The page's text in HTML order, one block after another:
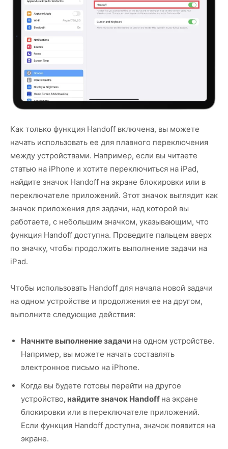
Как только функция Handoff включена, вы можете
начать использовать ее для плавного переключения
между устройствами. Например, если вы читаете
статью на iPhone и хотите переключиться на iPad,
найдите значок Handoff на экране блокировки или в
переключателе приложений. Этот значок выглядит как
значок приложения для задачи, над которой вы
работаете, с небольшим значком, указывающим, что
функция Handoff доступна. Проведите пальцем вверх
по значку, чтобы продолжить выполнение задачи на
iPad.
Чтобы использовать Handoff для начала новой задачи
на одном устройстве и продолжения ее на другом,
выполните следующие действия:
Начните выполнение задачи на одном устройстве.
Например, вы можете начать составлять
электронное письмо на iPhone.
Когда вы будете готовы перейти на другое
устройство, найдите значок Handoff на экране
блокировки или в переключателе приложений.
Если функция Handoff доступна, значок появится на
экране.